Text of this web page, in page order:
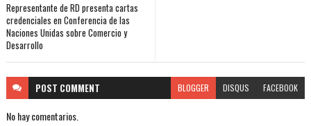
Representante de RD presenta cartas
credenciales en Conferencia de las
Naciones Unidas sobre Comercio y
Desarrollo
POST COMMENT BLOGGER DISQUS FACEBOOK
No hay comentarios.